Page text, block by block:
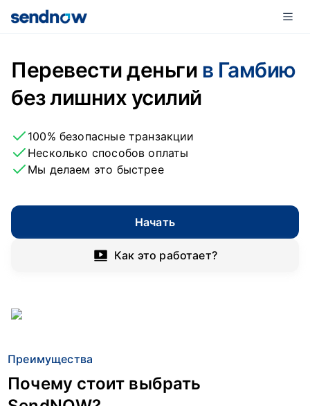
Перевести деньги в Гамбию
без лишних усилий
100% безопасные транзакции
Несколько способов оплаты
Мы делаем это быстрее
Начать
Как это работает?
Преимущества
Почему стоит выбрать